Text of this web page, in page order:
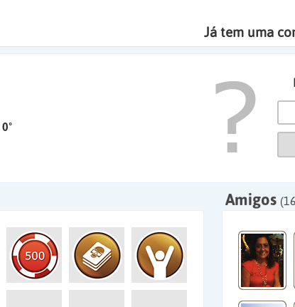
Já tem uma
0º
Amigos